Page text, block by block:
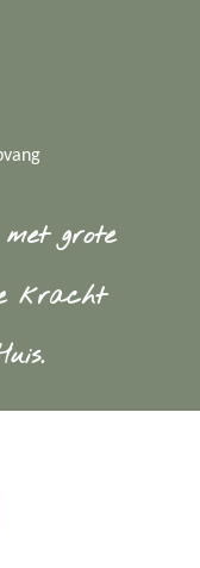
grote
kracht